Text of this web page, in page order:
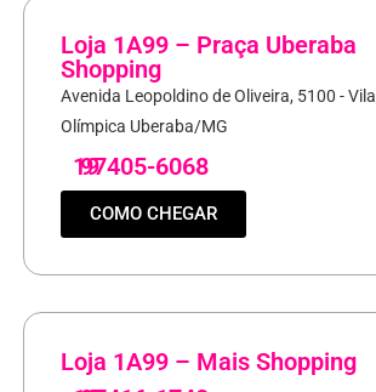
Loja 1A99 – Praça Uberaba
Shopping
Avenida Leopoldino de Oliveira, 5100 - Vila
Olímpica Uberaba/MG
19
97405-6068
COMO CHEGAR
Loja 1A99 – Mais Shopping